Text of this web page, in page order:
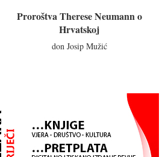
Proroštva Therese Neumann o
Hrvatskoj
don Josip Mužić